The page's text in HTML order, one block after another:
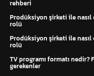
rehberi
Prodüksiyon şirketi ile nasıl
rolü
Prodüksiyon şirketi ile nasıl
rolü
TV programı formatı
gerekenler